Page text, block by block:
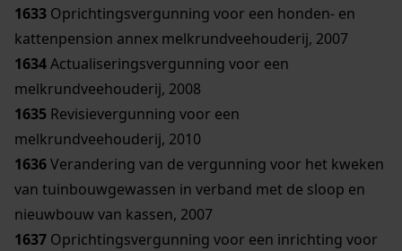
1633 Oprichtingsvergunning voor een honden- en
kattenpension annex melkrundveehouderij, 2007
1634Actualiseringsvergunning voor een
melkrundveehouderij, 2008
1635 Revisievergunning voor een
melkrundveehouderij, 2010
1636Verandering van de vergunning voor het kweken
van tuinbouwgewassen in verband met de sloop en
nieuwbouw van kassen, 2007
1637 Oprichtingsvergunning voor een inrichting voor